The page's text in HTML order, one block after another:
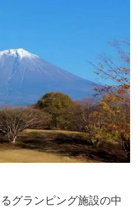
グランピング施設の中